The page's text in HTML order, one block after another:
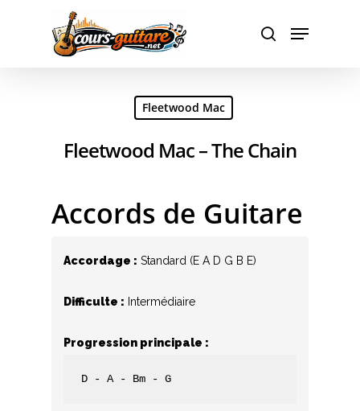
Hit enter to search or ESC to close
Fleetwood Mac
Fleetwood Mac – The Chain
Accords de Guitare
Accordage : Standard (E A D G B E)
Difficulte : Intermédiaire
Progression principale :
D - A - Bm - G